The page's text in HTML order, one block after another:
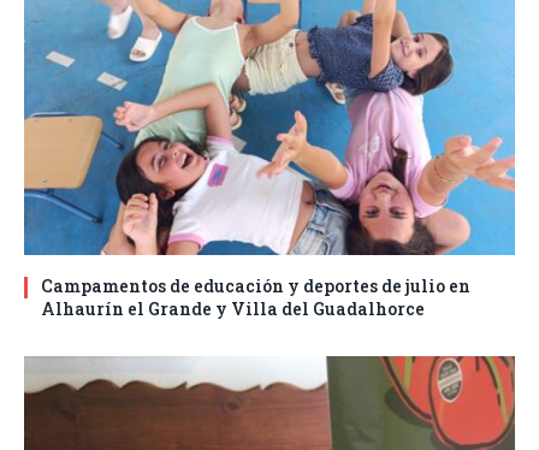
Campamentos de educación y deportes de julio en
Alhaurín el Grande y Villa del Guadalhorce